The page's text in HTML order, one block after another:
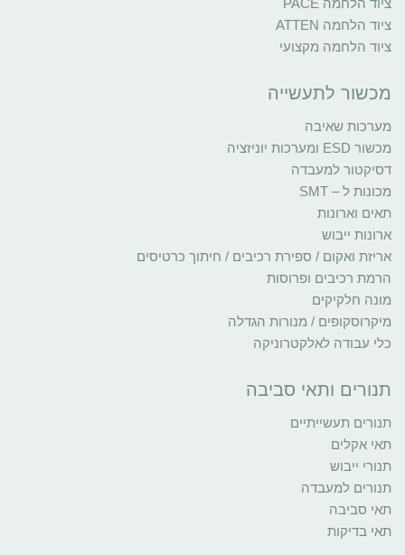
ציוד הלחמה PACE
ציוד הלחמה ATTEN
ציוד הלחמה מקצועי
מכשור לתעשייה
מערכות שאיבה
מכשור ESD ומערכות יוניזציה
דסיקטור למעבדה
מכונות ל – SMT
תאים וארונות
ארונות ייבוש
אריזת ואקום / ספירת רכיבים / חיתוך כרטיסים
הרמת רכיבים ופרוסות
מונה חלקיקים
מיקרוסקופים / מנורות הגדלה
כלי עבודה לאלקטרוניקה
תנורים ותאי סביבה
תנורים תעשייתיים
תאי אקלים
תנורי ייבוש
תנורים למעבדה
תאי סביבה
תאי בדיקות